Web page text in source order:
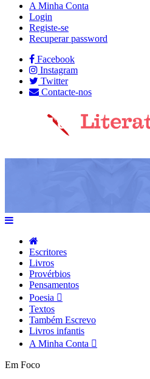
A Minha Conta
Login
Registe-se
Recuperar password
Facebook
Instagram
Twitter
Contacte-nos
Escritores
Livros
Provérbios
Pensamentos
Poesia
Textos
Também Escrevo
Livros infantis
A Minha Conta
Em Foco